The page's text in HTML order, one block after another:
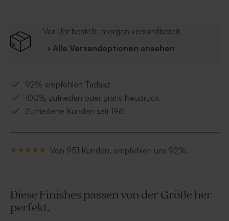
Vor Uhr bestellt, morgen versandbereit.
› Alle Versandoptionen ansehen
92% empfehlen Tadaaz
100% zufrieden oder gratis Neudruck
Zufriedene Kunden seit 1961
Von 951 Kunden, empfehlen uns 92%.
Diese Finishes passen von der Größe her
perfekt.